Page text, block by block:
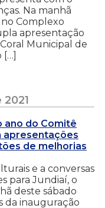
Na manhã
Complexo
apresentação
Municipal de
[…]
ano do Comitê
apresentações
de melhorias
e a conversas
para Jundiaí, o
deste sábado
da inauguração